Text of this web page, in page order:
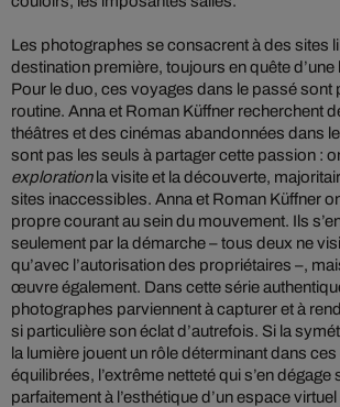
Les photographes se consacrent à des sites
destination première, toujours en quête
Pour le duo, ces voyages dans le passé sont
routine. Anna et Roman Küffner recherchent
théâtres et des cinémas abandonnées dans
sont pas les seuls à partager cette passion :
explorationla visite et la découverte,
sites inaccessibles. Anna et Roman Küffner
propre courant au sein du mouvement. Ils
seulement par la démarche – tous deux ne
qu’avec l’autorisation des propriétaires –,
œuvre également. Dans cette série
photographes parviennent à capturer et à
si particulière son éclat d’autrefois. Si la
la lumière jouent un rôle déterminant dans
équilibrées, l’extrême netteté qui s’en dégage
parfaitement à l’esthétique d’un espace